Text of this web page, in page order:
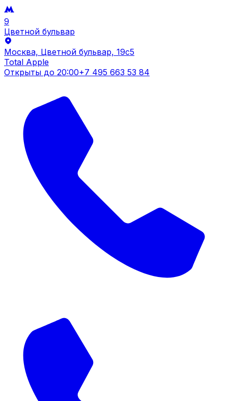
9
Цветной бульвар
Москва, Цветной бульвар, 19c5
Total Apple
Открыты до 20:00+7 495 663 53 84